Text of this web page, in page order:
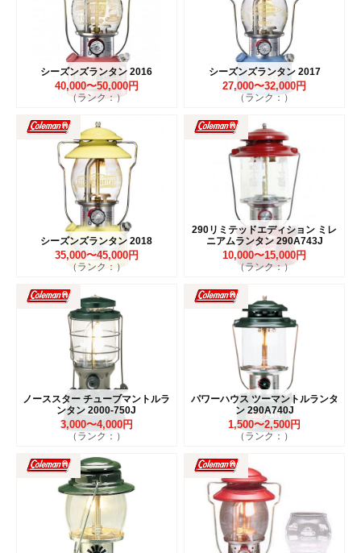
シーズンズランタン 2016
40,000〜50,000円
（ランク：）
シーズンズランタン 2017
27,000〜32,000円
（ランク：）
シーズンズランタン 2018
35,000〜45,000円
（ランク：）
290リミテッドエディション ミレ
ニアムランタン 290A743J
10,000〜15,000円
（ランク：）
ノーススター チューブマントルラ
ンタン 2000-750J
3,000〜4,000円
（ランク：）
パワーハウス ツーマントルランタ
ン 290A740J
1,500〜2,500円
（ランク：）